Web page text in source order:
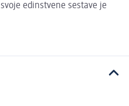
edinstvene sestave je